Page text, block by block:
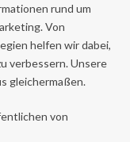
rund um
Von
helfen wir dabei,
verbessern. Unsere
gleichermaßen.
von